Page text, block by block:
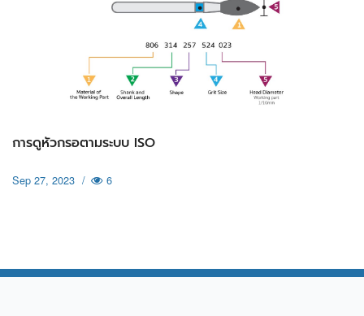
การดูหัวกรอตามระบบ ISO
Sep 27, 2023 / 6